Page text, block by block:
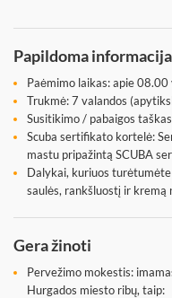
Papildoma informacija
Paėmimo laikas: apie 08.00
Trukmė: 7 valandos
Susitikimo / pabaigos
Scuba sertifikato kortelė:
mastu pripažintą SCUBA
Dalykai, kuriuos
saulės, rankšluostį ir kremą
Gera žinoti
Pervežimo mokestis:
Hurgados miesto ribų, taip: